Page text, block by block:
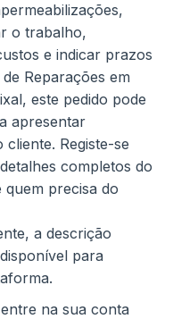
o trabalho,
e indicar prazos
Reparações em
este pedido pode
apresentar
Registe-se
completos do
quem precisa do
a descrição
para
na sua conta